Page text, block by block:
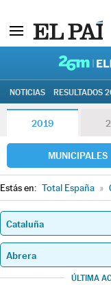
NOTICIAS RESULTADOS
2019
MUNICIPALES
Estás en: Total España »
ÚLTIMA